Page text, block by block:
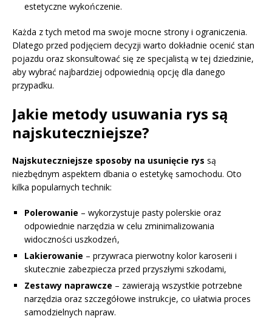
estetyczne wykończenie.
Każda z tych metod ma swoje mocne strony i ograniczenia.
Dlatego przed podjęciem decyzji warto dokładnie ocenić stan
pojazdu oraz skonsultować się ze specjalistą w tej dziedzinie,
aby wybrać najbardziej odpowiednią opcję dla danego
przypadku.
Jakie metody usuwania rys są
najskuteczniejsze?
Najskuteczniejsze sposoby na usunięcie rys są
niezbędnym aspektem dbania o estetykę samochodu. Oto
kilka popularnych technik:
Polerowanie – wykorzystuje pasty polerskie oraz
odpowiednie narzędzia w celu zminimalizowania
widoczności uszkodzeń,
Lakierowanie – przywraca pierwotny kolor karoserii i
skutecznie zabezpiecza przed przyszłymi szkodami,
Zestawy naprawcze – zawierają wszystkie potrzebne
narzędzia oraz szczegółowe instrukcje, co ułatwia proces
samodzielnych napraw.